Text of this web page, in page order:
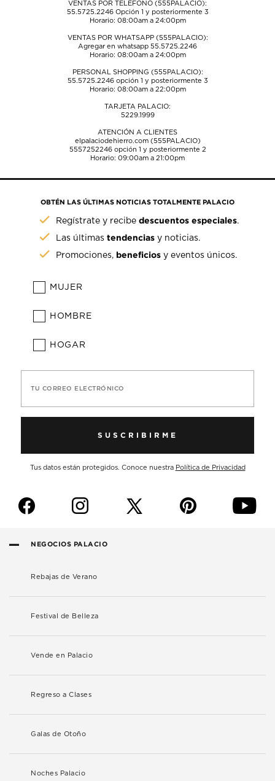
VENTAS POR TELÉFONO (555PALACIO):
55.5725.2246Opción 1 y posteriormente 3
Horario: 08:00am a 24:00pm
VENTAS POR WHATSAPP (555PALACIO):
Agregar en whatsapp 55.5725.2246
Horario: 08:00am a 24:00pm
PERSONAL SHOPPING (555PALACIO):
55.5725.2246opción 1 y posteriormente 3
Horario: 08:00am a 22:00pm
TARJETA PALACIO:
5229.1999
ATENCIÓN A CLIENTES
elpalaciodehierro.com (555PALACIO)
5557252246opción 1 y posteriormente 2
Horario: 09:00am a 21:00pm
OBTÉN LAS ÚLTIMAS NOTICIAS TOTALMENTE PALACIO
Regístrate y recibedescuentos especiales.
Las últimastendencias y noticias.
Promociones, beneficios y eventos únicos.
MUJER
HOMBRE
HOGAR
TU CORREO ELECTRÓNICO
SUSCRIBIRME
Tus datos están protegidos. Conoce nuestra Política de Privacidad
f i p y
NEGOCIOS PALACIO
Rebajas de Verano
Festival de Belleza
Vende en Palacio
Regreso a Clases
Galas de Otoño
Noches Palacio